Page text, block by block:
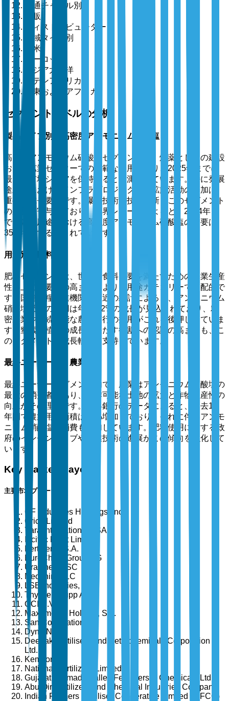
流通チャネル別
直販
ディストリビューター
地域タイプ別
北米
ヨーロッパ
アジア太平洋
ラテンアメリカ
中東およびアフリカ
セグメントレベルの分析
製品タイプ別：高密度アンモニウム硝酸塩
高密度アンモニウム硝酸塩セグメントは、爆薬としての建設
および鉱業セクターでの広範な使用により、2025年までに
最大の市場シェアを保持すると予測されています。特に発展
途上国におけるインフラプロジェクトや鉱業活動の増加は、
重要な成長要因です。爆破技術の技術革新もこのセグメント
の成長に寄与しており、業界レポートによると、2024年ま
でに鉱業用途における高密度アンモニウム硝酸塩の需要は
35%増加するとされています。
用途別：肥料
肥料セグメントは、世界の食料需要を満たすための農業生産
性向上の必要性の高まりにより、用途カテゴリーで支配的で
す。国連食糧農業機関の最近の統計によると、アンモニウム
硝酸塩肥料の使用は年率3.2%の成長が見込まれており、精
密農業や持続可能な農業慣行の採用がこれを後押ししていま
す。窒素が植物の成長に果たす役割への認識の高まりも、こ
のセグメントの成長軌道を支持しています。
最終ユーザー別：農業
最終ユーザーセグメント内で、農業はアンモニウム硝酸塩の
最大の消費者であり、耕作可能な土地の拡大と作物生産性の
向上がその理由です。世界銀行のデータによると、過去10
年間で農業用地面積は15%増加しており、それに伴いアンモ
ニウム硝酸塩の消費も増加しています。肥料使用に対する政
府のインセンティブや農業技術の進展がこの傾向を強化して
います。
Key Market Players
主要市場プレーヤー
CF Industries Holdings, Inc.
Orica Limited
Yara International ASA
Incitec Pivot Limited
Fertiberia, S.A.
EuroChem Group AG
Uralchem JSC
Neochim PLC
LSB Industries, Inc.
ThyssenKrupp AG
OCI N.V.
Maxamcorp Holding, S.L.
San Corporation
Dyno Nobel
Deepak Fertilisers and Petrochemicals Corporation
Ltd.
Kemcore
National Fertilizers Limited
Gujarat Narmada Valley Fertilizers & Chemicals Ltd.
Abu Qir Fertilizers and Chemical Industries Company
Indian Farmers Fertiliser Cooperative Limited (IFFCO)